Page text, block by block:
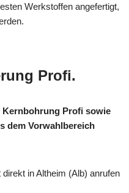
Werkstoffen angefertigt,
Profi.
Kernbohrung Profi sowie
dem Vorwahlbereich
in Altheim (Alb) anrufen